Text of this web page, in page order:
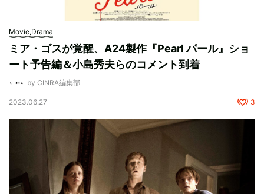
Movie,Drama
ミア・ゴスが覚醒、A24製作『Pearl パール』ショ
ート予告編＆小島秀夫らのコメント到着
by CINRA編集部
2023.06.27 3